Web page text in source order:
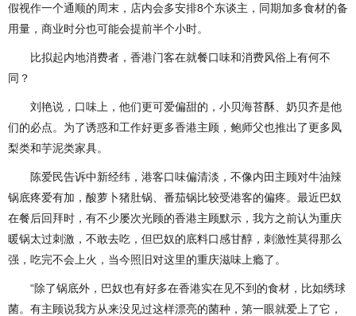
假视作一个通顺的周末，店内会多安排8个东谈主，同期加多食材的备
用量，商业时分也可能会提前半个小时。
比拟起内地消费者，香港门客在就餐口味和消费风俗上有何不
同？
刘艳说，口味上，他们更可爱偏甜的，小贝海苔酥、奶贝齐是他
们的必点。为了诱惑和工作好更多香港主顾，鲍师父也推出了更多凤
梨类和芋泥类家具。
陈爱民告诉中新经纬，港客口味偏清淡，不像内田主顾对牛油辣
锅底疼爱有加，酸萝卜猪肚锅、番茄锅比较受港客的偏疼。最近巴奴
在餐后回拜时，有不少屡次光顾的香港主顾默示，我方之前认为重庆
暖锅太过刺激，不敢去吃，但巴奴的底料口感甘醇，刺激性莫得那么
强，吃完不会上火，当今照旧对这里的重庆滋味上瘾了。
“除了锅底外，巴奴也有好多在香港实在见不到的食材，比如绣球
菌。有主顾说我方从来没见过这样漂亮的菌种，第一眼就爱上了它，